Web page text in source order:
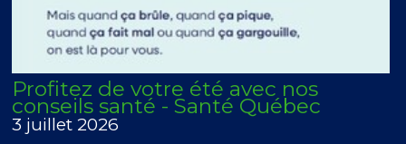
Profitez de votre été avec nos
conseils santé - Santé Québec
3 juillet 2026